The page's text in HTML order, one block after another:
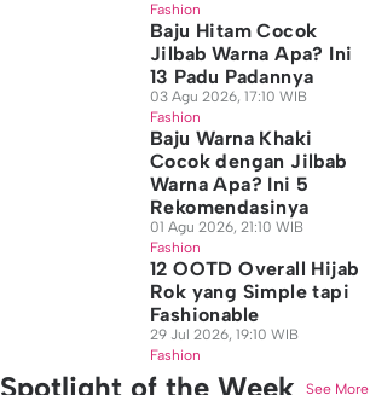
Fashion
Baju Hitam Cocok
Jilbab Warna Apa? Ini
13 Padu Padannya
03 Agu 2026, 17:10 WIB
Fashion
Baju Warna Khaki
Cocok dengan Jilbab
Warna Apa? Ini 5
Rekomendasinya
01 Agu 2026, 21:10 WIB
Fashion
12 OOTD Overall Hijab
Rok yang Simple tapi
Fashionable
29 Jul 2026, 19:10 WIB
Fashion
Spotlight of the Week See More